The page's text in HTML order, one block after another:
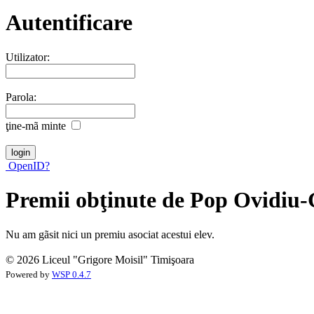
Autentificare
Utilizator:
Parola:
ţine-mã minte
OpenID?
Premii obţinute de Pop
Nu am gãsit nici un premiu asociat acestui elev.
© 2026 Liceul "Grigore Moisil" Timişoara
Powered by WSP 0.4.7